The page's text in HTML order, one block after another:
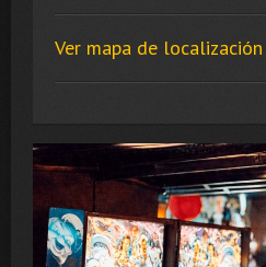
Ver mapa de